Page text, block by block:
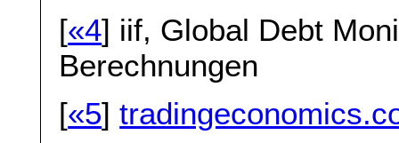
[«4] iif, Global Debt
Berechnungen
[«5]